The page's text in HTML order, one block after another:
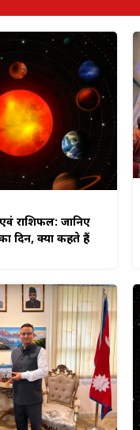
राशिफल: जानिए
दिन, क्या कहते हैं